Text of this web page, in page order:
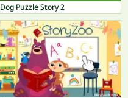
Dog Puzzle Story 2